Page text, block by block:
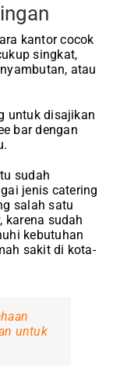
kantor cocok
singkat,
atau
untuk disajikan
bar dengan
sudah
jenis catering
salah satu
, karena sudah
kebutuhan
sakit di kota-
untuk